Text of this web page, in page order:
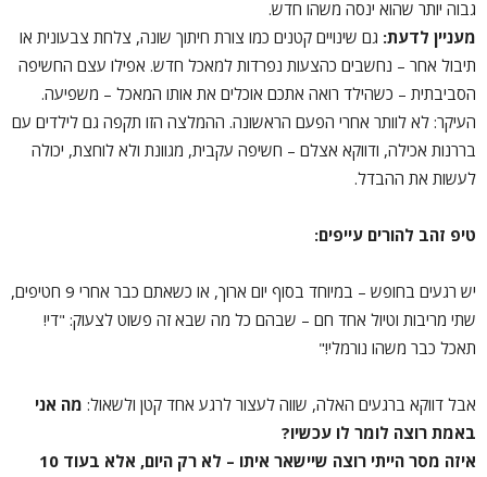
גבוה יותר שהוא ינסה משהו חדש.
מעניין לדעת: גם שינויים קטנים כמו צורת חיתוך שונה, צלחת צבעונית או
תיבול אחר – נחשבים כהצעות נפרדות למאכל חדש. אפילו עצם החשיפה
הסביבתית – כשהילד רואה אתכם אוכלים את אותו המאכל – משפיעה.
העיקר: לא לוותר אחרי הפעם הראשונה. ההמלצה הזו תקפה גם לילדים עם
בררנות אכילה, ודווקא אצלם – חשיפה עקבית, מגוונת ולא לוחצת, יכולה
לעשות את ההבדל.
טיפ זהב להורים עייפים:
יש רגעים בחופש – במיוחד בסוף יום ארוך, או כשאתם כבר אחרי 9 חטיפים,
שתי מריבות וטיול אחד חם – שבהם כל מה שבא זה פשוט לצעוק: "די!
תאכל כבר משהו נורמלי!"
אבל דווקא ברגעים האלה, שווה לעצור לרגע אחד קטן ולשאול: מה אני
באמת רוצה לומר לו עכשיו?
איזה מסר הייתי רוצה שיישאר איתו – לא רק היום, אלא בעוד 10